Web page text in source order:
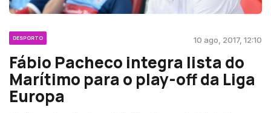
DESPORTO 10 ago, 2017, 12:10
Fábio Pacheco integra lista do
Marítimo para o play-off da Liga
Europa